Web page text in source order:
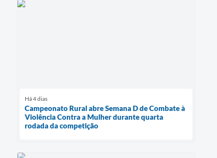
Há 4 dias
Campeonato Rural abre Semana D de Combate à
Violência Contra a Mulher durante quarta
rodada da competição